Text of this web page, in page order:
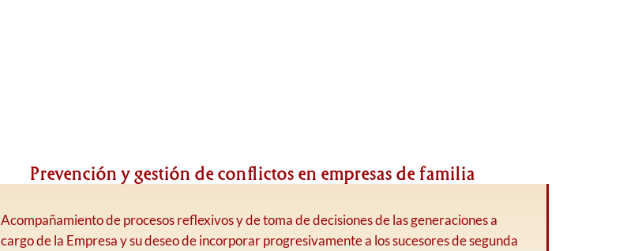
Prevención y gestión de conflictos en empresas de familia
Acompañamiento de procesos reflexivos y de toma de decisiones de las generaciones a
cargo de la Empresa y su deseo de incorporar progresivamente a los sucesores de segunda